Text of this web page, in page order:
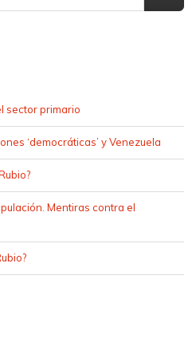
sector primario
‘democráticas’ y Venezuela
Mentiras contra el